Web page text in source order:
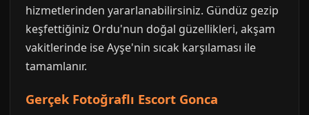
hizmetlerinden yararlanabilirsiniz. Gündüz gezip
keşfettiğiniz Ordu'nun doğal güzellikleri, akşam
vakitlerinde ise Ayşe'nin sıcak karşılaması ile
tamamlanır.
Gerçek Fotoğraflı Escort Gonca